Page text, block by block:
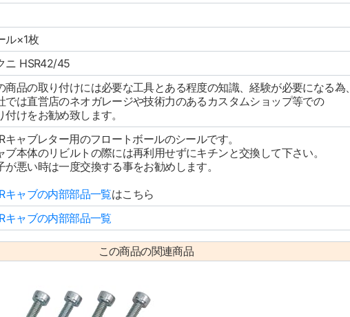
ル×1枚
ニ HSR42/45
商品の取り付けには必要な工具とある程度の知識、経験が必要になる為、
では直営店のネオガレージや技術力のあるカスタムショップ等での
付けをお勧め致します。
キャブレター用のフロートボールのシールです。
ブ本体のリビルトの際には再利用せずにキチンと交換して下さい。
が悪い時は一度交換する事をお勧めします。
キャブの内部部品一覧はこちら
キャブの内部部品一覧
この商品の関連商品